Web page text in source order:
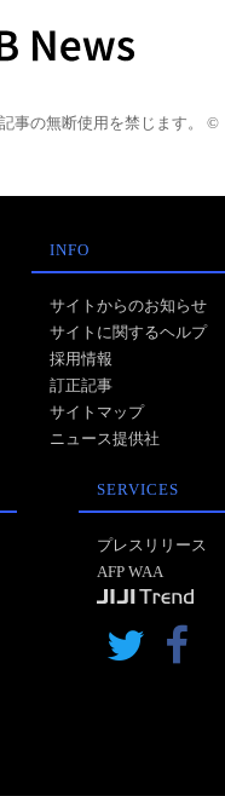
事の無断使用を禁じます。 ©
INFO
サイトからのお知らせ
サイトに関するヘルプ
採用情報
訂正記事
サイトマップ
ニュース提供社
SERVICES
プレスリリース
AFP WAA